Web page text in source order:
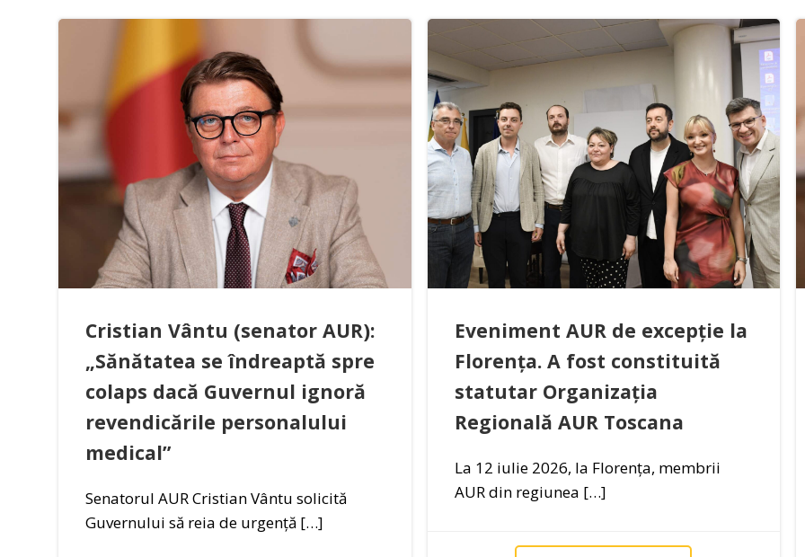
Cristian Vântu (senator AUR):
„Sănătatea se îndreaptă spre
colaps dacă Guvernul ignoră
revendicările personalului
medical”
Senatorul AUR Cristian Vântu solicită
Guvernului să reia de urgență […]
Eveniment AUR de excepție la
Florența. A fost constituită
statutar Organizația
Regională AUR Toscana
La 12 iulie 2026, la Florența, membrii
AUR din regiunea […]